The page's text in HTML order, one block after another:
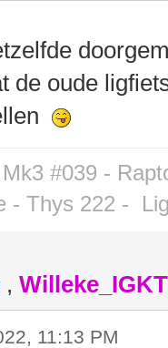
de oude
#039 -
- Thys 222 -
, Willeke_IGKT
11:13 PM